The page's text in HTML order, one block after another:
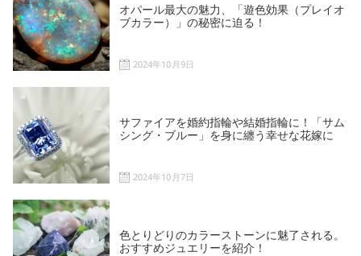
オパール最大の魅力、「遊色効果（プレイオ
ブカラー）」の秘密に迫る！
2024年10月9日
サファイアを婚約指輪や結婚指輪に！「サム
シング・ブルー」を身に纏う幸せな花嫁に
2024年10月7日
色とりどりのカラーストーンに魅了される。
おすすめジュエリーを紹介！